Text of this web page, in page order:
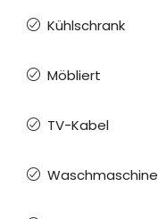
Kühlschrank
Möbliert
TV-Kabel
Waschmaschine